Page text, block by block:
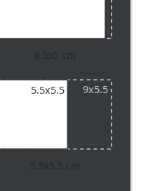
8.5x5 cm
9x5.5
5.5x5.5
5.5x5.5 cm